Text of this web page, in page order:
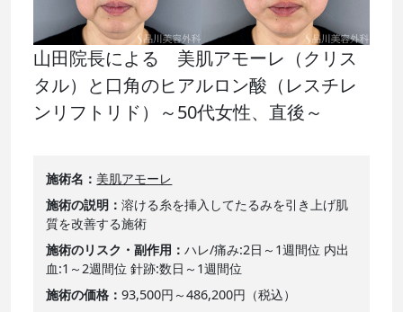
山田院長による 美肌アモーレ（クリス
タル）と口角のヒアルロン酸（レスチレ
ンリフトリド）～50代女性、直後～
施術名
美肌アモーレ
施術の説明
溶ける糸を挿入してたるみを引き上げ肌
質を改善する施術
施術のリスク・副作用
ハレ/痛み:2日～1週間位 内出
血:1～2週間位 針跡:数日～1週間位
施術の価格
93,500円～486,200円（税込）